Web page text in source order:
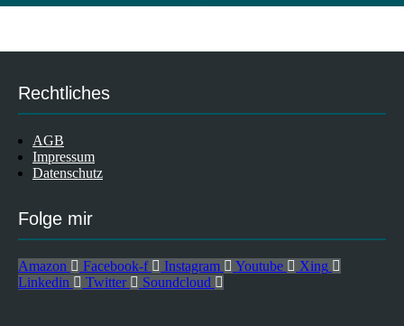
Rechtliches
AGB
Impressum
Datenschutz
Folge mir
Amazon Facebook-f Instagram Youtube
Xing
Linkedin
Twitter Soundcloud